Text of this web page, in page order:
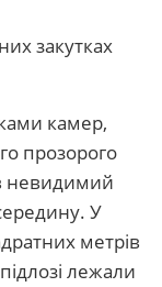
закутках
камер,
прозорого
невидимий
У
метрів
лежали